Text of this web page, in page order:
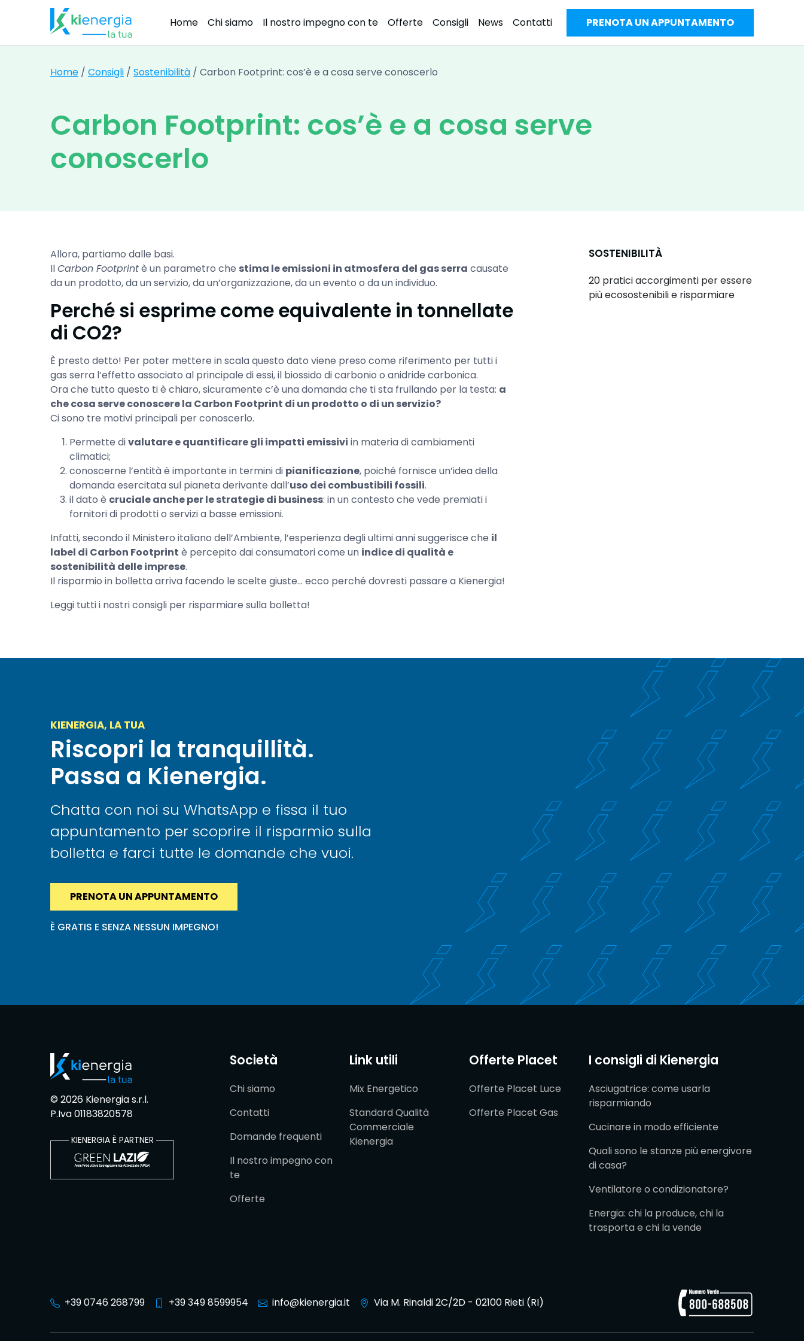
Navigazione principale
Home Chi siamo Il nostro impegno con te Offerte Consigli News Contatti PRENOTA UN APPUNTAMENTO
Home / Consigli / Sostenibilità / Carbon Footprint: cos’è e a cosa serve conoscerlo
Carbon Footprint: cos’è e a cosa serve
conoscerlo
Allora, partiamo dalle basi.
IlCarbon Footprintè un parametro che stima le emissioni in atmosfera del gas serra causate
da un prodotto, da un servizio, da un’organizzazione, da un evento o da un individuo.
Perché si esprime come equivalente in tonnellate
di CO2?
È presto detto! Per poter mettere in scala questo dato viene preso come riferimento per tutti i
gas serra l’effetto associato al principale di essi, il biossido di carbonio o anidride carbonica.
Ora che tutto questo ti è chiaro, sicuramente c’è una domanda che ti sta frullando per la testa: a
che cosa serve conoscere la Carbon Footprint di un prodotto o di un servizio?
Ci sono tre motivi principali per conoscerlo.
Permette divalutare e quantificare gli impatti emissivi in materia di cambiamenti
climatici;
conoscerne l’entità è importante in termini di pianificazione, poiché fornisce un’idea della
domanda esercitata sul pianeta derivante dall’uso dei combustibili fossili.
il dato è cruciale anche per le strategie di business: in un contesto che vede premiati i
fornitori di prodotti o servizi a basse emissioni.
Infatti, secondo il Ministero italiano dell’Ambiente, l’esperienza degli ultimi anni suggerisce che il
label di Carbon Footprint è percepito dai consumatori come un indice di qualità e
sostenibilità delle imprese.
Il risparmio in bolletta arriva facendo le scelte giuste… ecco perché dovresti passare a Kienergia!
Leggi tutti i nostri consigli per risparmiare sulla bolletta!
SOSTENIBILITÀ
20 pratici accorgimenti per essere
più ecosostenibili e risparmiare
KIENERGIA, LA TUA
Riscopri la tranquillità.
Passa a Kienergia.
Chatta con noi su WhatsApp e fissa il tuo
appuntamento per scoprire il risparmio sulla
bolletta e farci tutte le domande che vuoi.
PRENOTA UN APPUNTAMENTO
È GRATIS E SENZA NESSUN IMPEGNO!
© 2026 Kienergia s.r.l.
P.Iva 01183820578
KIENERGIA È PARTNER
Società
Chi siamo
Contatti
Domande frequenti
Il nostro impegno con
te
Offerte
Link utili
Mix Energetico
Standard Qualità
Commerciale
Kienergia
Offerte Placet
Offerte Placet Luce
Offerte Placet Gas
I consigli di Kienergia
Asciugatrice: come usarla
risparmiando
Cucinare in modo efficiente
Quali sono le stanze più energivore
di casa?
Ventilatore o condizionatore?
Energia: chi la produce, chi la
trasporta e chi la vende
+39 0746 268799 +39 349 8599954 info@kienergia.it Via M. Rinaldi 2C/2D - 02100 Rieti (RI)